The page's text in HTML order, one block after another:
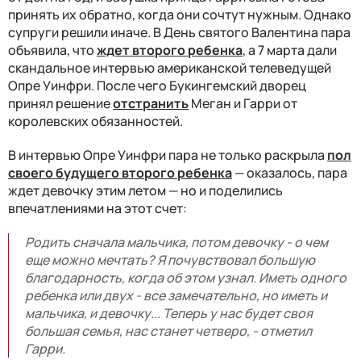
принять их обратно, когда они сочтут нужным. Однако
супруги решили иначе. В День святого Валентина пара
объявила, чтождет второго ребенка, а 7 марта дали
скандальное интервью американской телеведущей
Опре Уинфри. После чего Букингемский дворец
принял решениеотстранитьМеган и Гарри от
королевских обязанностей.
В интервью Опре Уинфри пара не только раскрыла пол
своего будущего второго ребенка— оказалось, пара
ждет девочку этим летом — но и поделились
впечатлениями на этот счет:
Родить сначала мальчика, потом девочку - о чем
еще можно мечтать? Я почувствовал большую
благодарность, когда об этом узнал. Иметь одного
ребенка или двух - все замечательно, но иметь и
мальчика, и девочку... Теперь у нас будет своя
большая семья, нас станет четверо, - отметил
Гарри.